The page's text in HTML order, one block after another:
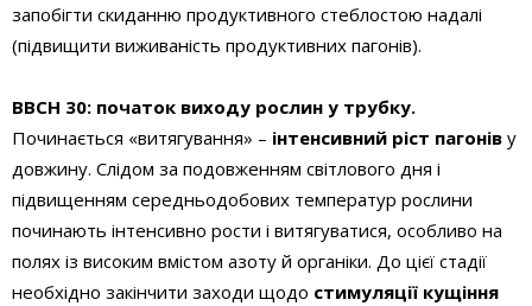
запобігти скиданню продуктивного стеблостою надалі
(підвищити виживаність продуктивних пагонів).
BBCH 30: початок виходу рослин у трубку.
Починається «витягування» – інтенсивний ріст пагонів у
довжину. Слідом за подовженням світлового дня і
підвищенням середньодобових температур рослини
починають інтенсивно рости і витягуватися, особливо на
полях із високим вмістом азоту й органіки. До цієї стадії
необхідно закінчити заходи щодо стимуляції кущіння